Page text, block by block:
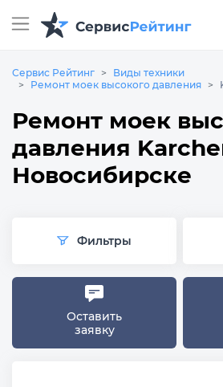
Сервис Рейтинг
Виды техники
Ремонт моек высокого давления
Ремонт моек
давления
Новосибирске
Фильтры
Оставить
заявку